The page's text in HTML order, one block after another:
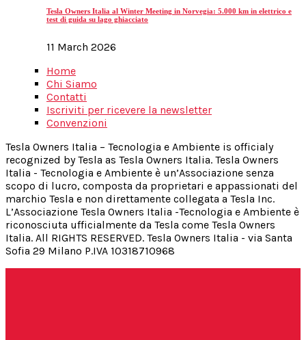
Tesla Owners Italia al Winter Meeting in Norvegia: 5.000 km in elettrico e
test di guida su lago ghiacciato
11 March 2026
Home
Chi Siamo
Contatti
Iscriviti per ricevere la newsletter
Convenzioni
Tesla Owners Italia – Tecnologia e Ambiente is officialy
recognized by Tesla as Tesla Owners Italia. Tesla Owners
Italia - Tecnologia e Ambiente è un’Associazione senza
scopo di lucro, composta da proprietari e appassionati del
marchio Tesla e non direttamente collegata a Tesla Inc.
L’Associazione Tesla Owners Italia -Tecnologia e Ambiente è
riconosciuta ufficialmente da Tesla come Tesla Owners
Italia. All RIGHTS RESERVED. Tesla Owners Italia - via Santa
Sofia 29 Milano P.IVA 10318710968